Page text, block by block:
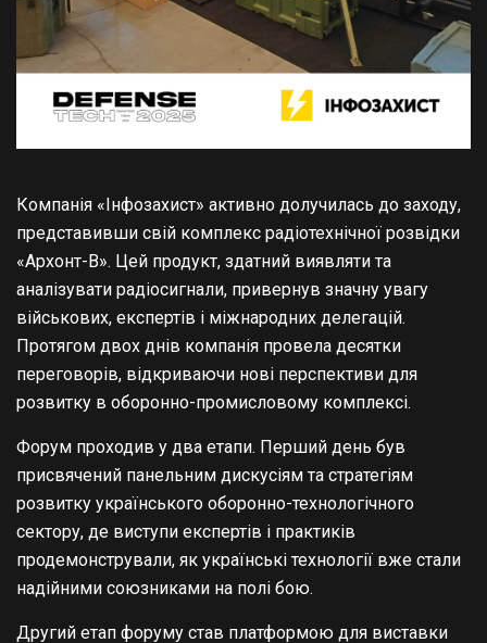
Компанія «Інфозахист» активно долучилась до заходу,
представивши свій комплекс радіотехнічної розвідки
«Архонт-B». Цей продукт, здатний виявляти та
аналізувати радіосигнали, привернув значну увагу
військових, експертів і міжнародних делегацій.
Протягом двох днів компанія провела десятки
переговорів, відкриваючи нові перспективи для
розвитку в оборонно-промисловому комплексі.
Форум проходив у два етапи. Перший день був
присвячений панельним дискусіям та стратегіям
розвитку українського оборонно-технологічного
сектору, де виступи експертів і практиків
продемонстрували, як українські технології вже стали
надійними союзниками на полі бою.
Другий етап форуму став платформою для виставки